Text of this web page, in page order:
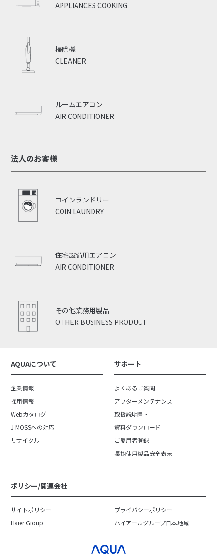
APPLIANCES COOKING
CLEANER
掃除機
AIR CONDITIONER
ルームエアコン
法人のお客様
COIN LAUNDRY
コインランドリー
AIR CONDITIONER
住宅設備用エアコン
OTHER BUSINESS PRODUCT
その他業務用製品
AQUAについて
企業情報
採用情報
Webカタログ
J-MOSSへの対応
リサイクル
サポート
よくあるご質問
アフターメンテナンス
取扱説明書・
資料ダウンロード
ご愛用者登録
長期使用製品安全表示
ポリシー/関連会社
サイトポリシー
プライバシーポリシー
Haier Group
ハイアールグループ日本地域